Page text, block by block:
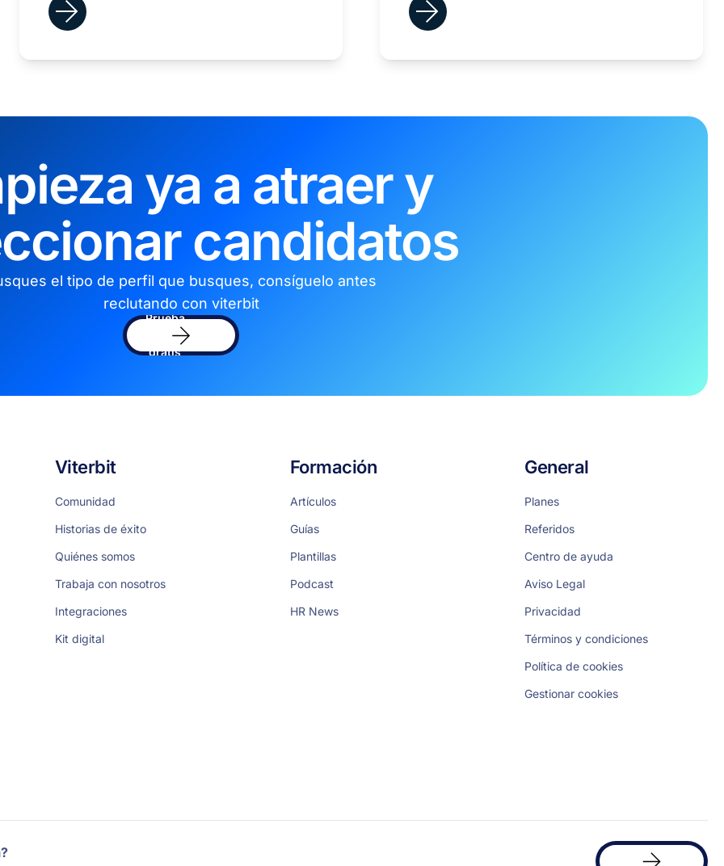
ya a atraer y
candidatos
el tipo de perfil que busques, consíguelo antes
reclutando con viterbit
Prueba
sofware
gratis
Viterbit
Comunidad
Historias de éxito
Quiénes somos
Trabaja con nosotros
Integraciones
Kit digital
Formación
Artículos
Guías
Plantillas
Podcast
HR News
General
Planes
Referidos
Centro de ayuda
Aviso Legal
Privacidad
Términos y condiciones
Política de cookies
Gestionar cookies
Solicita
una